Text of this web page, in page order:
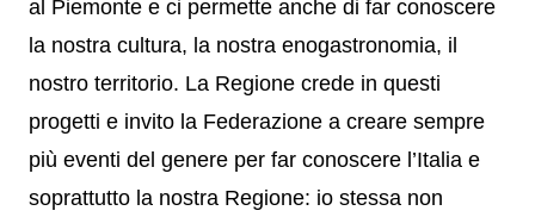
al Piemonte e ci permette anche di far conoscere
la nostra cultura, la nostra enogastronomia, il
nostro territorio. La Regione crede in questi
progetti e invito la Federazione a creare sempre
più eventi del genere per far conoscere l’Italia e
soprattutto la nostra Regione: io stessa non